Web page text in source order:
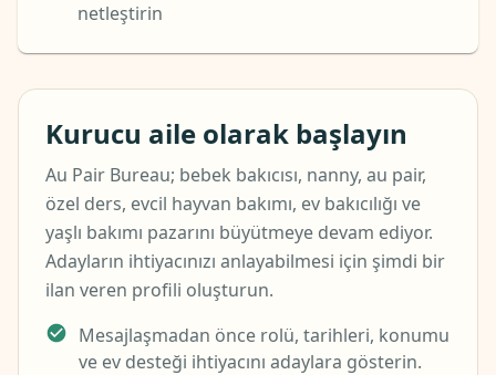
netleştirin
Kurucu aile olarak başlayın
Au Pair Bureau; bebek bakıcısı, nanny, au pair,
özel ders, evcil hayvan bakımı, ev bakıcılığı ve
yaşlı bakımı pazarını büyütmeye devam ediyor.
Adayların ihtiyacınızı anlayabilmesi için şimdi bir
ilan veren profili oluşturun.
Mesajlaşmadan önce rolü, tarihleri, konumu
ve ev desteği ihtiyacını adaylara gösterin.